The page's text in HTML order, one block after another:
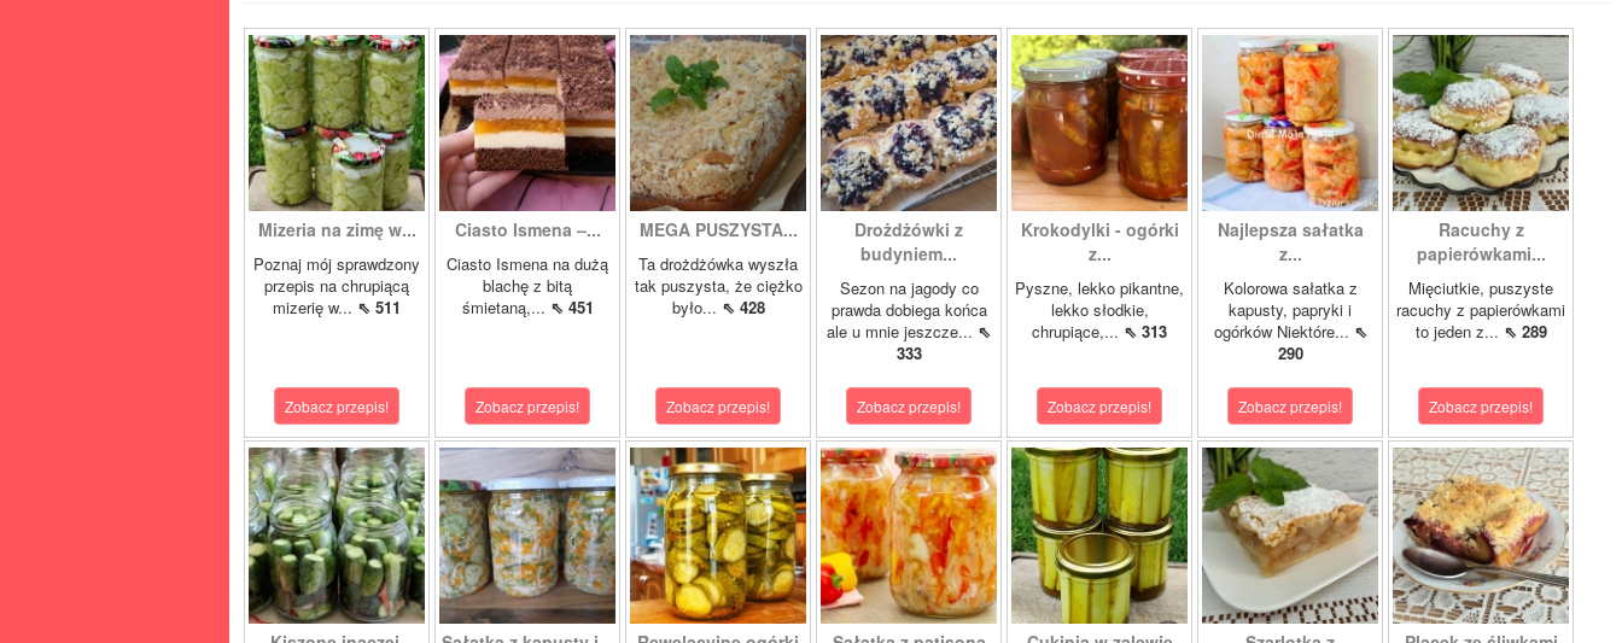
Mizeria na zimę w...
Poznaj mój sprawdzony
przepis na chrupiącą
mizerię w... ⇖ 511
Zobacz przepis!
Ciasto Ismena –...
Ciasto Ismena na dużą
blachę z bitą
śmietaną,... ⇖ 451
Zobacz przepis!
MEGA PUSZYSTA...
Ta drożdżówka wyszła
tak puszysta, że ciężko
było... ⇖ 428
Zobacz przepis!
Drożdżówki z
budyniem...
Sezon na jagody co
prawda dobiega końca
ale u mnie jeszcze... ⇖
333
Zobacz przepis!
Krokodylki - ogórki
z...
Pyszne, lekko pikantne,
lekko słodkie,
chrupiące,... ⇖ 313
Zobacz przepis!
Najlepsza sałatka
z...
Kolorowa sałatka z
kapusty, papryki i
ogórków Niektóre... ⇖
290
Zobacz przepis!
Racuchy z
papierówkami...
Mięciutkie, puszyste
racuchy z papierówkami
to jeden z... ⇖ 289
Zobacz przepis!